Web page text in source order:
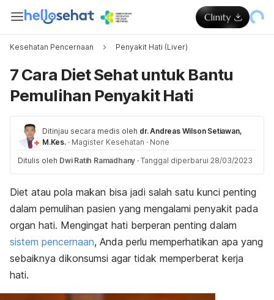
Kesehatan Pencernaan Penyakit Hati (Liver)
7 Cara Diet Sehat untuk Bantu
Pemulihan Penyakit Hati
Ditinjau secara medis oleh dr. Andreas Wilson Setiawan,
M.Kes. · Magister Kesehatan · None
Ditulis oleh Dwi Ratih Ramadhany · Tanggal diperbarui 28/03/2023
Diet atau pola makan bisa jadi salah satu kunci penting
dalam pemulihan pasien yang mengalami penyakit pada
organ hati. Mengingat hati berperan penting dalam
sistem pencernaan, Anda perlu memperhatikan apa yang
sebaiknya dikonsumsi agar tidak memperberat kerja
hati.